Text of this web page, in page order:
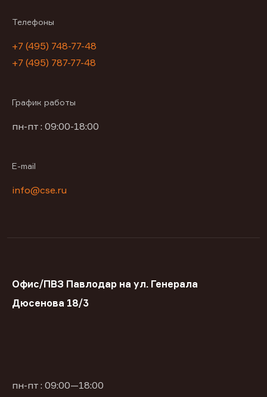
Телефоны
+7 (495) 748-77-48
+7 (495) 787-77-48
График работы
пн-пт : 09:00-18:00
E-mail
info@cse.ru
Офис/ПВЗ Павлодар на ул. Генерала
Дюсенова 18/3
пн-пт : 09:00—18:00